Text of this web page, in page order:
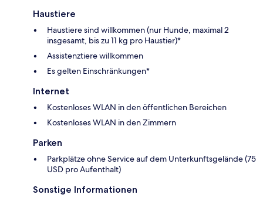
Haustiere
Haustiere sind willkommen (nur Hunde, maximal 2
insgesamt, bis zu 11 kg pro Haustier)*
Assistenztiere willkommen
Es gelten Einschränkungen*
Internet
Kostenloses WLAN in den öffentlichen Bereichen
Kostenloses WLAN in den Zimmern
Parken
Parkplätze ohne Service auf dem Unterkunftsgelände (75
USD pro Aufenthalt)
Sonstige Informationen